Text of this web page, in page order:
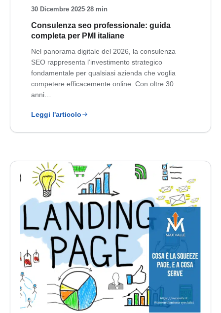
30 Dicembre 2025·28 min
Consulenza seo professionale: guida
completa per PMI italiane
Nel panorama digitale del 2026, la consulenza
SEO rappresenta l’investimento strategico
fondamentale per qualsiasi azienda che voglia
competere efficacemente online. Con oltre 30
anni…
Leggi l'articolo